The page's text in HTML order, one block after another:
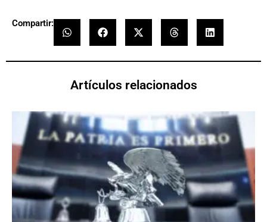
Compartir:
Artículos relacionados